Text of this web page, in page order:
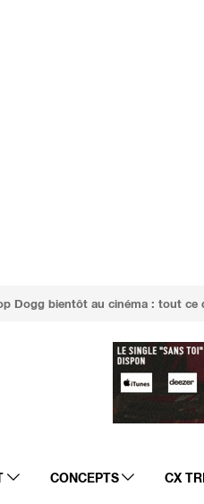
: tout ce qu’il faut savoir sur le
CONCEPTS CX